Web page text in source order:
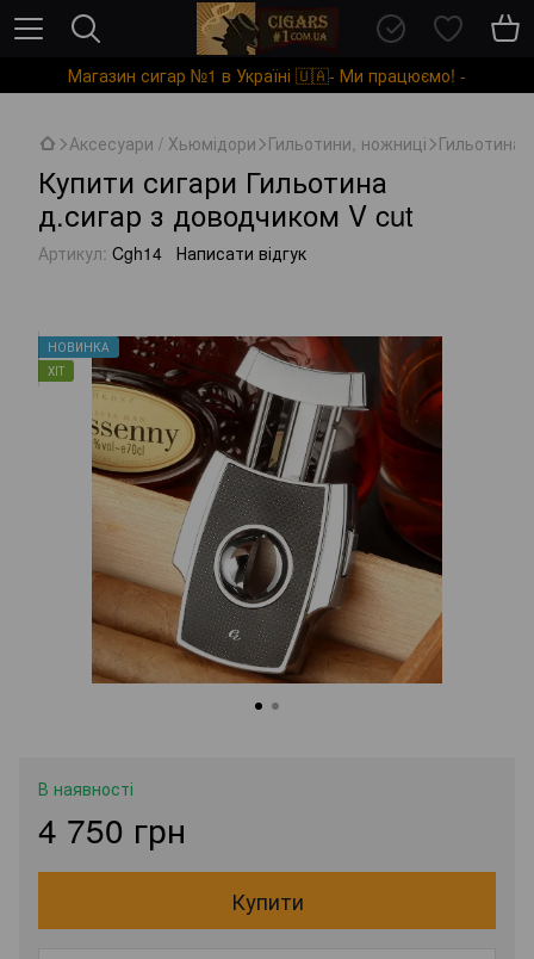
Магазин сигар №1 в Україні 🇺🇦- Ми працюємо! -
Аксесуари / Хьюмідори Гильотини, ножниці Гильотина
Купити сигари Гильотина
д.сигар з доводчиком V cut
Артикул: Cgh14 Написати відгук
НОВИНКА
ХІТ
В наявності
4 750 грн
Купити